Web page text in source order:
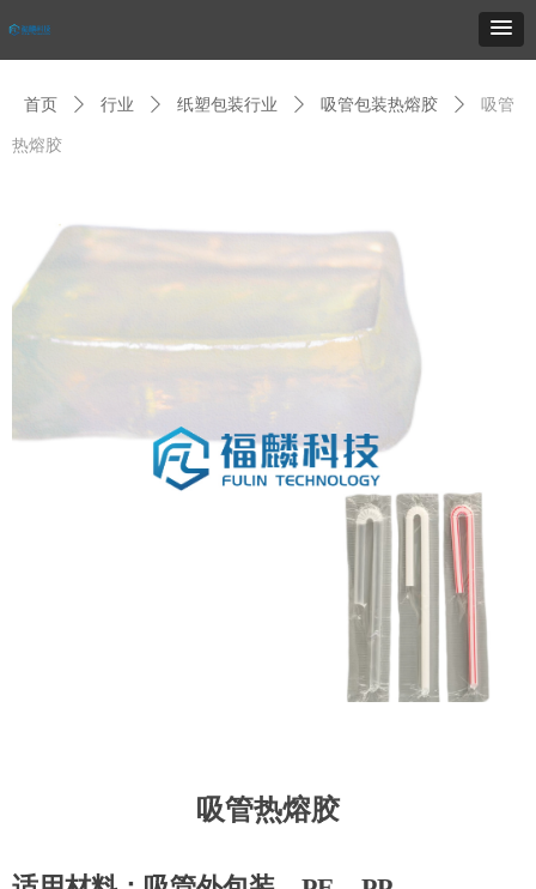
吸管热熔胶
首页 ꄲ 行业 ꄲ 纸塑包装行业 ꄲ 吸管包装热熔胶 ꄲ 吸管
热熔胶